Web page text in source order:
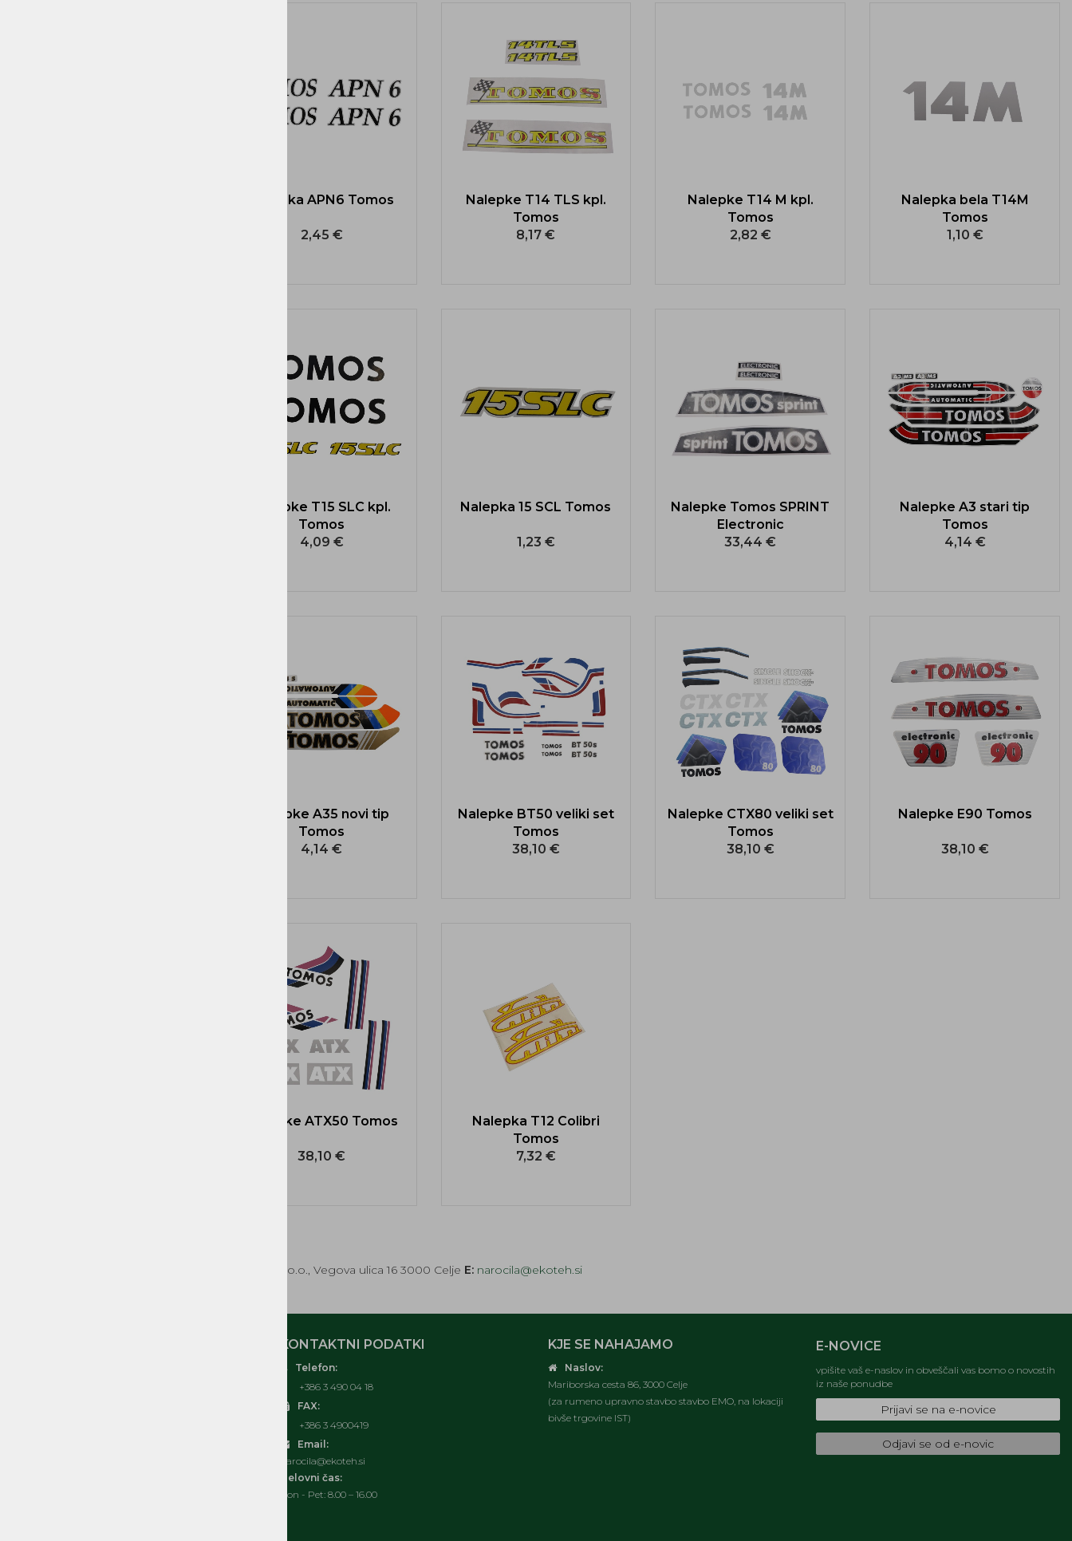
Nalepka APN6 Tomos
2,45 €
Nalepke T14 TLS kpl.
Tomos
8,17 €
Nalepke T14 M kpl.
Tomos
2,82 €
Nalepka bela T14M
Tomos
1,10 €
Nalepke T15 SLC kpl.
Tomos
4,09 €
Nalepka 15 SCL Tomos
1,23 €
Nalepke Tomos SPRINT
Electronic
33,44 €
Nalepke A3 stari tip
Tomos
4,14 €
Nalepke A35 novi tip
Tomos
4,14 €
Nalepke BT50 veliki set
Tomos
38,10 €
Nalepke CTX80 veliki set
Tomos
38,10 €
Nalepke E90 Tomos
38,10 €
Nalepke ATX50 Tomos
38,10 €
Nalepka T12 Colibri
Tomos
7,32 €
EKOTEH d.o.o., Vegova ulica 16 3000 Celje E: narocila@ekoteh.si
KONTAKTNI PODATKI
Telefon:
+386 3 490 04 18
FAX:
+386 3 4900419
Email:
narocila@ekoteh.si
Delovni čas:
Pon - Pet: 8.00 – 16.00
KJE SE NAHAJAMO
Naslov:
Mariborska cesta 86, 3000 Celje
(za rumeno upravno stavbo stavbo EMO, na lokaciji
bivše trgovine IST)
E-NOVICE
vpišite vaš e-naslov in obveščali vas bomo o novostih
iz naše ponudbe
Prijavi se na e-novice
Odjavi se od e-novic